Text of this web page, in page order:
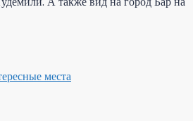
места